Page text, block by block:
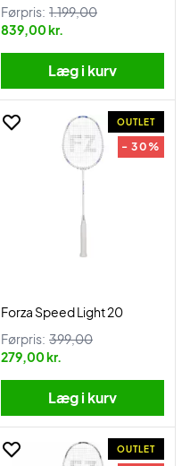
Førpris: 1.199,00
839,00 kr.
Læg i kurv
OUTLET
- 30%
Forza Speed Light 20
Førpris: 399,00
279,00 kr.
Læg i kurv
OUTLET